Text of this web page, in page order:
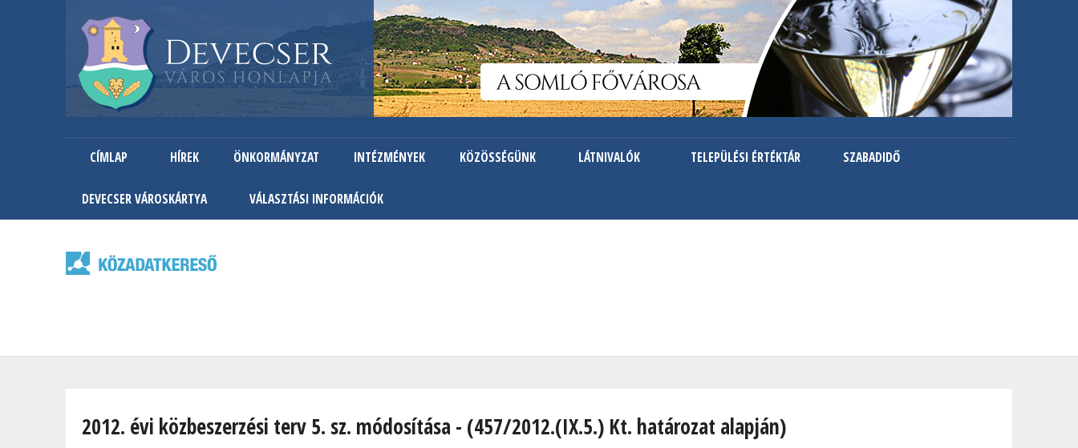
Ugrás
a
tartalomra
CÍMLAP HÍREK ÖNKORMÁNYZAT INTÉZMÉNYEK KÖZÖSSÉGÜNK LÁTNIVALÓK TELEPÜLÉSI ÉRTÉKTÁR SZABADIDŐ
DEVECSER VÁROSKÁRTYA VÁLASZTÁSI INFORMÁCIÓK
2012. évi közbeszerzési terv 5. sz. módosítása - (457/2012.(IX.5.) Kt. határozat alapján)